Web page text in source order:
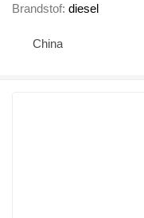
Brandstof diesel
China